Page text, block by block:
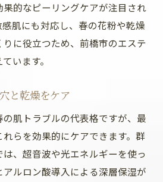
的なピーリングケアが注目され
肌にも対応し、春の花粉や乾燥
に役立つため、前橋市のエステ
います。
と乾燥をケア
肌トラブルの代表格ですが、最
らを効果的にケアできます。群
、超音波や光エネルギーを使っ
ルロン酸導入による深層保湿が